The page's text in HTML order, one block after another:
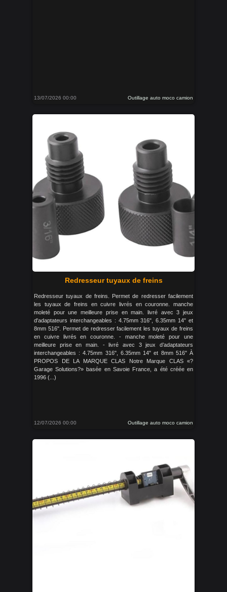
13/07/2026 00:00 Outillage auto moco camion
Redresseur tuyaux de freins
Redresseur tuyaux de freins. Permet de redresser facilement
les tuyaux de freins en cuivre livrés en couronne. manche
moleté pour une meilleure prise en main. livré avec 3 jeux
d'adaptateurs interchangeables : 4.75mm 316", 6.35mm 14" et
8mm 516". Permet de redresser facilement les tuyaux de freins
en cuivre livrés en couronne. - manche moleté pour une
meilleure prise en main. - livré avec 3 jeux d’adaptateurs
interchangeables : 4.75mm 316", 6.35mm 14" et 8mm 516" À
PROPOS DE LA MARQUE CLAS Notre Marque CLAS «?
Garage Solutions?» basée en Savoie France, a été créée en
1996 (...)
12/07/2026 00:00 Outillage auto moco camion